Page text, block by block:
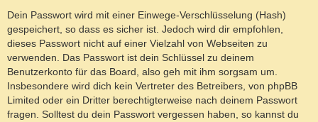
Dein Passwort wird mit einer Einwege-Verschlüsselung (Hash)
gespeichert, so dass es sicher ist. Jedoch wird dir empfohlen,
dieses Passwort nicht auf einer Vielzahl von Webseiten zu
verwenden. Das Passwort ist dein Schlüssel zu deinem
Benutzerkonto für das Board, also geh mit ihm sorgsam um.
Insbesondere wird dich kein Vertreter des Betreibers, von phpBB
Limited oder ein Dritter berechtigterweise nach deinem Passwort
fragen. Solltest du dein Passwort vergessen haben, so kannst du